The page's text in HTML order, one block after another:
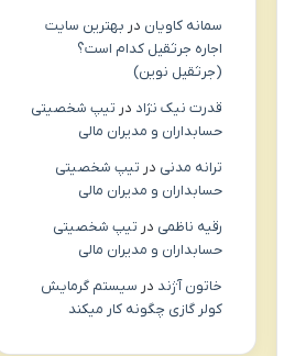
سمانه کاویان در بهترین سایت
اجاره جرثقیل کدام است؟
(جرثقیل نوین)
قدرت نیک نژاد در تیپ شخصیتی
حسابداران و مدیران مالی
ترانه مدنی در تیپ شخصیتی
حسابداران و مدیران مالی
رقیه ناظمی در تیپ شخصیتی
حسابداران و مدیران مالی
خاتون آژند در سیستم گرمایش
کولر گازی چگونه کار میکند